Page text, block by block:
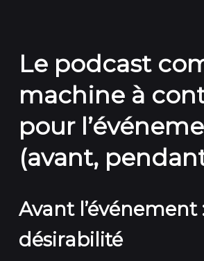
Le podcast
machine à
pour
(avant,
Avant l’événement
désirabilité